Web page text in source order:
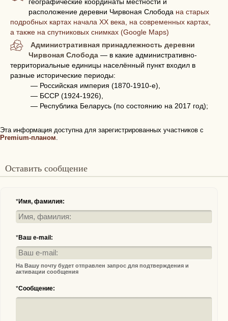
расположение деревни Чирвоная Слобода на старых
подробных картах начала XX века, на современных картах,
а также на спутниковых снимках (Google Maps)
Административная принадлежность деревни
Чирвоная Слобода — в какие административно-
территориальные единицы населённый пункт входил в
разные исторические периоды:
— Российская империя (1870-1910-е),
— БССР (1924-1926),
— Республика Беларусь (по состоянию на 2017 год);
Эта информация доступна для зарегистрированных участников с
Premium-планом.
Оставить сообщение
*Имя, фамилия:
*Ваш e-mail:
На Вашу почту будет отправлен запрос для подтверждения и
активации сообщения
*Сообщение: